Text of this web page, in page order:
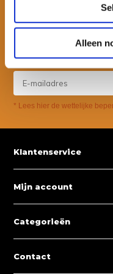
Alleen
nieuwsbrief met allerlei
snel in voor onze
* Lees hier de wettelijke
Klantenservice
Mijn account
Categorieën
Contact